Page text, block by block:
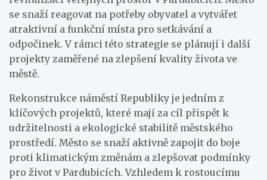
se snaží reagovat na potřeby obyvatel a vytvářet
atraktivní a funkční místa pro setkávání a
odpočinek. V rámci této strategie se plánují i další
projekty zaměřené na zlepšení kvality života ve
městě.
Rekonstrukce náměstí Republiky je jedním z
klíčových projektů, které mají za cíl přispět k
udržitelnosti a ekologické stabilitě městského
prostředí. Město se snaží aktivně zapojit do boje
proti klimatickým změnám a zlepšovat podmínky
pro život v Pardubicích. Vzhledem k rostoucímu